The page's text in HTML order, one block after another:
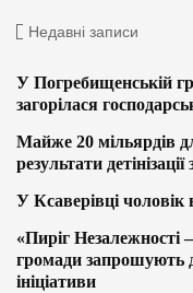
Недавні записи
У Погребищенській
загорілася
Майже 20 мільярдів
результати
У Ксаверівці
«Пиріг Незалежності
громади запрошують
ініціативи